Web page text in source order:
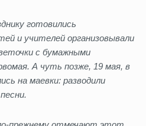
готовились
и учителей организовывали
с бумажными
А чуть позже, 19 мая, в
на маевки: разводили